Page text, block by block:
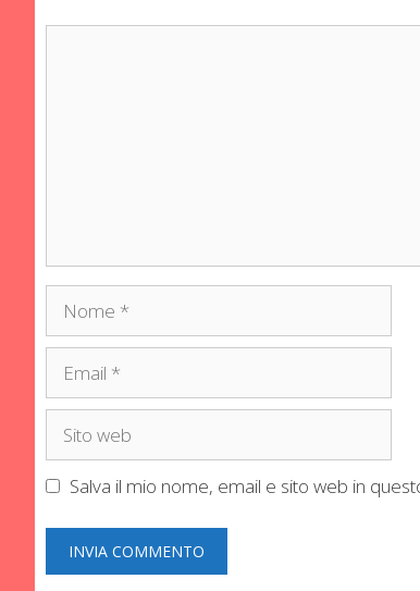
Nome
Email
Sito
Salva il mio nome, email e sito web in